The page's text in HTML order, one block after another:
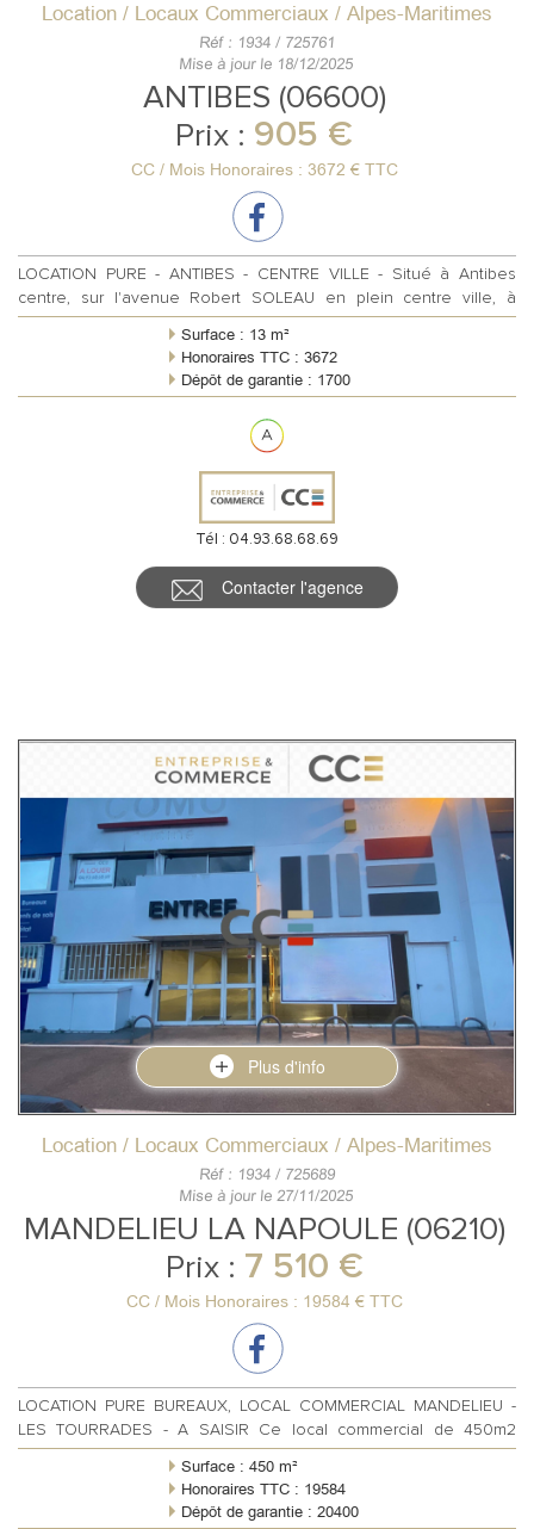
Location / Locaux Commerciaux / Alpes-Maritimes
Réf : 1934 / 725761
Mise à jour le 18/12/2025
ANTIBES (06600)
Prix : 905 €
CC / Mois Honoraires : 3672 € TTC
LOCATION PURE - ANTIBES - CENTRE VILLE - Situé à Antibes
centre, sur l'avenue Robert SOLEAU en plein centre ville, à
proximité de tous comme...
Surface : 13 m²
Honoraires TTC : 3672
Dépôt de garantie : 1700
Règlement charges : Forfaitaires mensuelles
Meublé : Non
Tél : 04.93.68.68.69
Contacter l'agence
Plus d'info
Location / Locaux Commerciaux / Alpes-Maritimes
Réf : 1934 / 725689
Mise à jour le 27/11/2025
MANDELIEU LA NAPOULE (06210)
Prix : 7 510 €
CC / Mois Honoraires : 19584 € TTC
LOCATION PURE BUREAUX, LOCAL COMMERCIAL MANDELIEU -
LES TOURRADES - A SAISIR Ce local commercial de 450m2
environ est situé dans la zone comm...
Surface : 450 m²
Honoraires TTC : 19584
Dépôt de garantie : 20400